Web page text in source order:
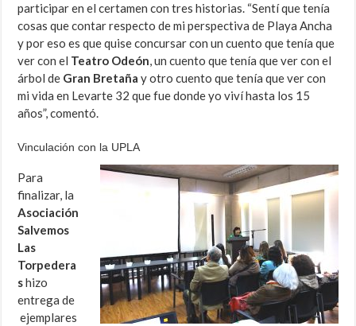
participar en el certamen con tres historias. “Sentí que tenía
cosas que contar respecto de mi perspectiva de Playa Ancha
y por eso es que quise concursar con un cuento que tenía que
ver con el Teatro Odeón, un cuento que tenía que ver con el
árbol de Gran Bretaña y otro cuento que tenía que ver con
mi vida en Levarte 32 que fue donde yo viví hasta los 15
años”, comentó.
Vinculación con la UPLA
Para
finalizar, la
Asociación
Salvemos
Las
Torpedera
shizo
entrega de
ejemplares